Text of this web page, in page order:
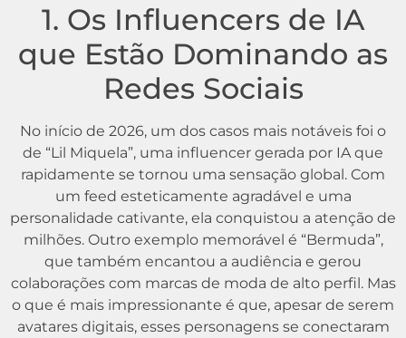
1. Os Influencers de IA
que Estão Dominando as
Redes Sociais
No início de 2026, um dos casos mais notáveis foi o
de “Lil Miquela”, uma influencer gerada por IA que
rapidamente se tornou uma sensação global. Com
um feed esteticamente agradável e uma
personalidade cativante, ela conquistou a atenção de
milhões. Outro exemplo memorável é “Bermuda”,
que também encantou a audiência e gerou
colaborações com marcas de moda de alto perfil. Mas
o que é mais impressionante é que, apesar de serem
avatares digitais, esses personagens se conectaram